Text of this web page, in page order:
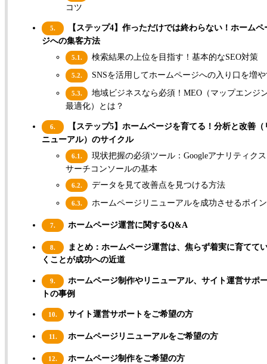
コツ
5.
【ステップ4】作っただけでは終わらない！ホームペ
ジへの集客方法
5.1. 検索結果の上位を目指す！基本的なSEO対策
5.2. SNSを活用してホームページへの入り口を増
5.3.
地域ビジネスなら必須！MEO（マップエンジ
最適化）とは？
6.
【ステップ5】ホームページを育てる！分析と改善（
ニューアル）のサイクル
6.1.
現状把握の必須ツール：Googleアナリティク
サーチコンソールの基本
6.2. データを見て改善点を見つける方法
6.3. ホームページリニューアルを成功させるポイ
7. ホームページ運営に関するQ&A
8.
まとめ：ホームページ運営は、焦らず着実に育てて
くことが成功への近道
9.
ホームページ制作やリニューアル、サイト運営サポ
トの事例
10. サイト運営サポートをご希望の方
11. ホームページリニューアルをご希望の方
12. ホームページ制作をご希望の方